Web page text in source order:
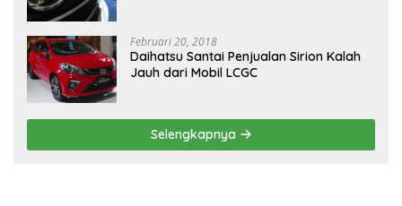
Februari 20, 2018
Daihatsu Santai Penjualan Sirion Kalah
Jauh dari Mobil LCGC
Selengkapnya